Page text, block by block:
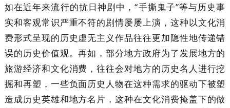
如在近年来流行的抗日神剧中，“手撕鬼子”等与历史事
实和客观常识严重不符的剧情屡屡上演，这种以文化消
费形式呈现的历史虚无主义作品往往更加隐性地传递错
误的历史价值观。再如，部分地方政府为了发展地方的
旅游经济和文化消费，往往会对地方的历史名人进行挖
掘和再塑，一些负面历史人物在这种需求的驱动下被塑
造成历史英雄和地方名片，这种在文化消费掩盖下的做